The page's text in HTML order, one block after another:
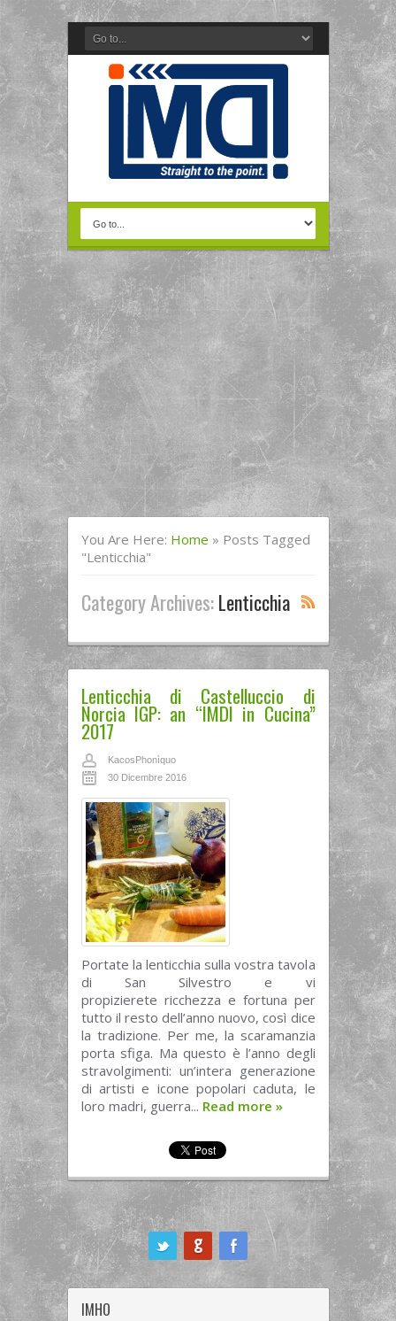
You Are Here: Home » Posts Tagged
"Lenticchia"
Category Archives:Lenticchia
Lenticchia di Castelluccio di
Norcia IGP: an “IMDI in Cucina”
2017
KacosPhonìquo
30 Dicembre 2016
Portate la lenticchia sulla vostra tavola
di San Silvestro e vi
propizierete ricchezza e fortuna per
tutto il resto dell’anno nuovo, così dice
la tradizione. Per me, la scaramanzia
porta sfiga. Ma questo è l’anno degli
stravolgimenti: un’intera generazione
di artisti e icone popolari caduta, le
loro madri, guerra... Read more »
IMHO